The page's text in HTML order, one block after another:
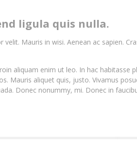
ligula quis nulla.
Mauris in wisi. Aenean ac sapien.
aliquam enim ut leo. In hac habitasse
Mauris aliquet quis, justo. Vivamus
Donec nonummy, mi. Donec in